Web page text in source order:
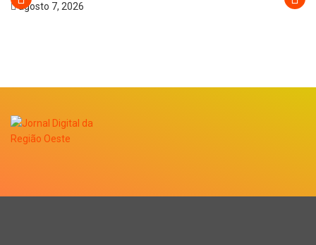
agosto 7, 2026